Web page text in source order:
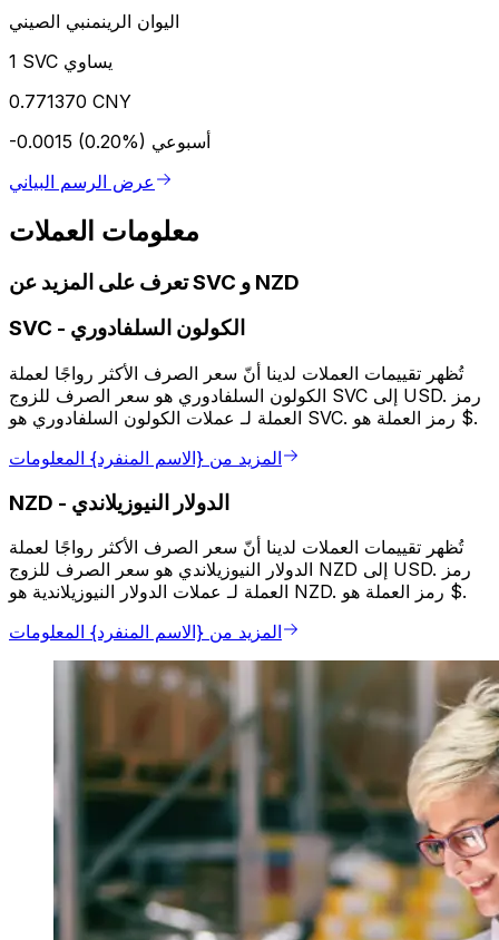
اليوان الرينمنبي الصيني
1 SVC يساوي
0.771370 CNY
-0.0015 (0.20%) أسبوعي
عرض الرسم البياني
معلومات العملات
تعرف على المزيد عن SVC و NZD
SVC - الكولون السلفادوري
تُظهر تقييمات العملات لدينا أنّ سعر الصرف الأكثر رواجًا لعملة
الكولون السلفادوري هو سعر الصرف للزوج SVC إلى USD. رمز
العملة لـ عملات الكولون السلفادوري هو SVC. رمز العملة هو $.
المزيد من {الاسم المنفرد} المعلومات
NZD - الدولار النيوزيلاندي
تُظهر تقييمات العملات لدينا أنّ سعر الصرف الأكثر رواجًا لعملة
الدولار النيوزيلاندي هو سعر الصرف للزوج NZD إلى USD. رمز
العملة لـ عملات الدولار النيوزيلاندية هو NZD. رمز العملة هو $.
المزيد من {الاسم المنفرد} المعلومات